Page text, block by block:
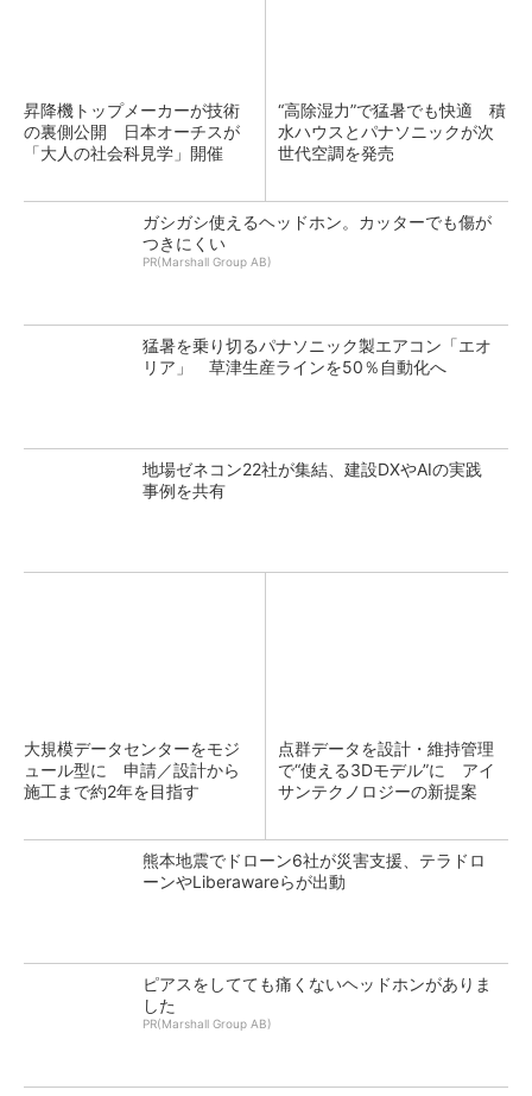
昇降機トップメーカーが技術
の裏側公開 日本オーチスが
「大人の社会科見学」開催
“高除湿力”で猛暑でも快適 積
水ハウスとパナソニックが次
世代空調を発売
ガシガシ使えるヘッドホン。カッターでも傷が
つきにくい
PR(Marshall Group AB)
猛暑を乗り切るパナソニック製エアコン「エオ
リア」 草津生産ラインを50％自動化へ
地場ゼネコン22社が集結、建設DXやAIの実践
事例を共有
大規模データセンターをモジ
ュール型に 申請／設計から
施工まで約2年を目指す
点群データを設計・維持管理
で“使える3Dモデル”に アイ
サンテクノロジーの新提案
熊本地震でドローン6社が災害支援、テラドロ
ーンやLiberawareらが出動
ピアスをしてても痛くないヘッドホンがありま
した
PR(Marshall Group AB)